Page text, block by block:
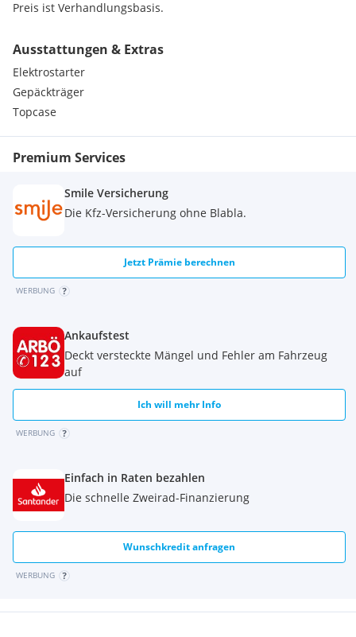
Preis ist Verhandlungsbasis.
Ausstattungen & Extras
Elektrostarter
Gepäckträger
Topcase
Premium Services
Smile Versicherung
Die Kfz-Versicherung ohne Blabla.
Jetzt Prämie berechnen
WERBUNG
Ankaufstest
Deckt versteckte Mängel und Fehler am Fahrzeug
auf
Ich will mehr Info
WERBUNG
Einfach in Raten bezahlen
Die schnelle Zweirad-Finanzierung
Wunschkredit anfragen
WERBUNG